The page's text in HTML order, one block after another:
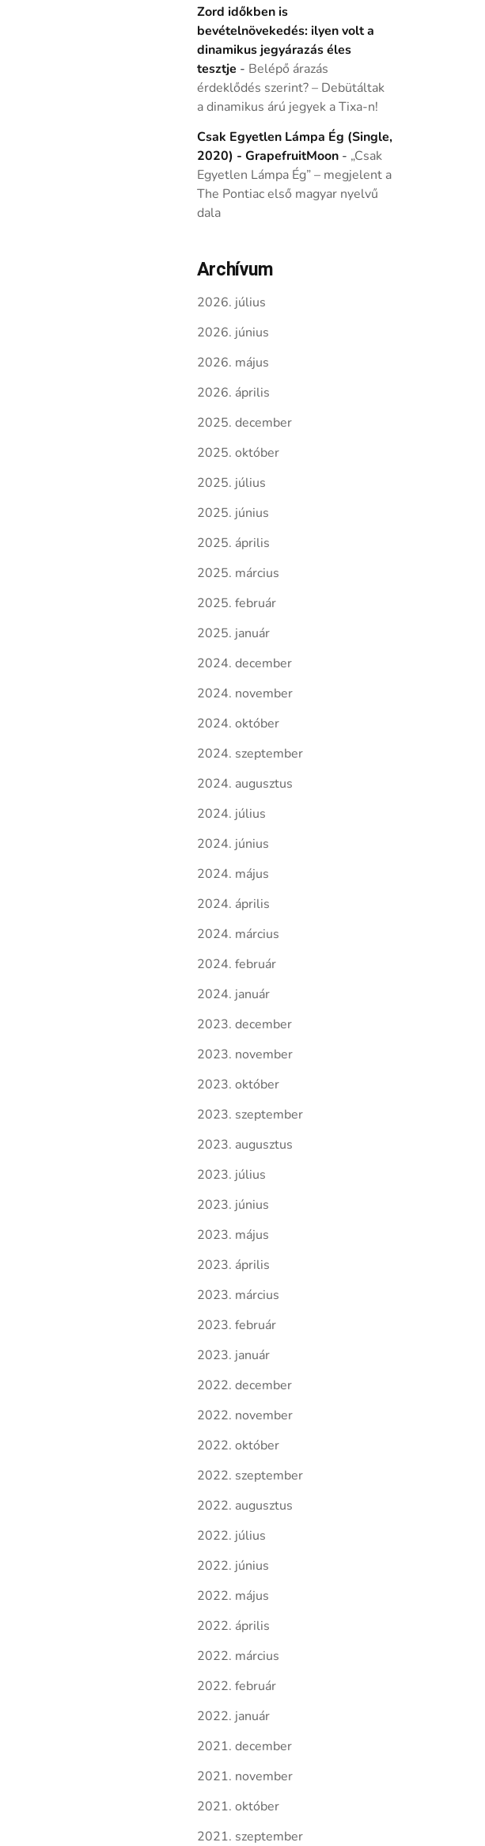
Zord időkben is
bevételnövekedés: ilyen volt a
dinamikus jegyárazás éles
tesztje - Belépő árazás
érdeklődés szerint? – Debütáltak
a dinamikus árú jegyek a Tixa-n!
Csak Egyetlen Lámpa Ég (Single,
2020) - GrapefruitMoon- „Csak
Egyetlen Lámpa Ég” – megjelent a
The Pontiac első magyar nyelvű
dala
Archívum
2026. július
2026. június
2026. május
2026. április
2025. december
2025. október
2025. július
2025. június
2025. április
2025. március
2025. február
2025. január
2024. december
2024. november
2024. október
2024. szeptember
2024. augusztus
2024. július
2024. június
2024. május
2024. április
2024. március
2024. február
2024. január
2023. december
2023. november
2023. október
2023. szeptember
2023. augusztus
2023. július
2023. június
2023. május
2023. április
2023. március
2023. február
2023. január
2022. december
2022. november
2022. október
2022. szeptember
2022. augusztus
2022. július
2022. június
2022. május
2022. április
2022. március
2022. február
2022. január
2021. december
2021. november
2021. október
2021. szeptember